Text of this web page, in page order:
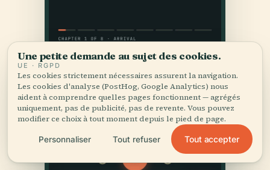
Une petite demande au sujet des cookies.
UE · RGPD
Les cookies strictement nécessaires assurent la navigation.
Les cookies d'analyse (PostHog, Google Analytics) nous
aident à comprendre quelles pages fonctionnent — agrégés
uniquement, pas de publicité, pas de revente. Vous pouvez
modifier ce choix à tout moment depuis le pied de page.
Personnaliser Tout refuser Tout accepter